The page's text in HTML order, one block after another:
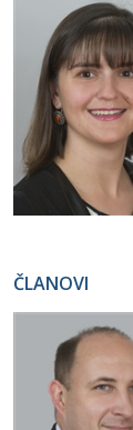
ČLANOVI